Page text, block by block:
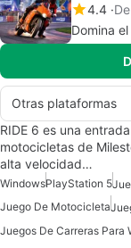
4.4
Domina
Otras plataformas
RIDE 6 es una
motocicletas de
alta velocidad…
WindowsPlayStation 5
Juego De Motocicleta
Juegos De Carreras Para